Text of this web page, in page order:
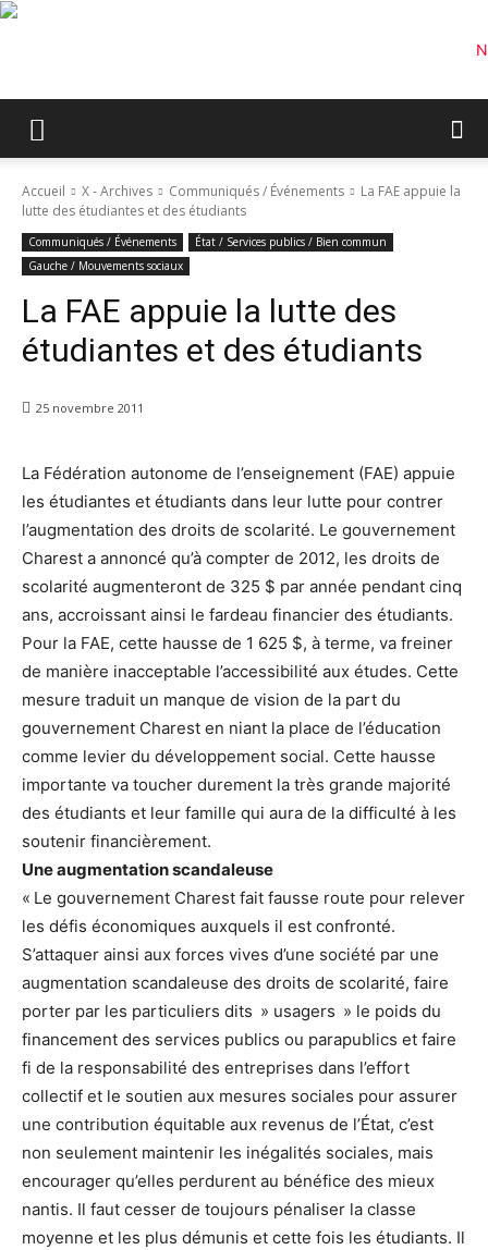
Accueil X - Archives Communiqués / Événements
La FAE appuie la
lutte des étudiantes et des étudiants
Communiqués / Événements
État / Services publics / Bien commun
Gauche / Mouvements sociaux
La FAE appuie la lutte des
étudiantes et des étudiants
25 novembre 2011
La Fédération autonome de l’enseignement (FAE) appuie
les étudiantes et étudiants dans leur lutte pour contrer
l’augmentation des droits de scolarité. Le gouvernement
Charest a annoncé qu’à compter de 2012, les droits de
scolarité augmenteront de 325 $ par année pendant cinq
ans, accroissant ainsi le fardeau financier des étudiants.
Pour la FAE, cette hausse de 1 625 $, à terme, va freiner
de manière inacceptable l’accessibilité aux études. Cette
mesure traduit un manque de vision de la part du
gouvernement Charest en niant la place de l’éducation
comme levier du développement social. Cette hausse
importante va toucher durement la très grande majorité
des étudiants et leur famille qui aura de la difficulté à les
soutenir financièrement.
Une augmentation scandaleuse
« Le gouvernement Charest fait fausse route pour relever
les défis économiques auxquels il est confronté.
S’attaquer ainsi aux forces vives d’une société par une
augmentation scandaleuse des droits de scolarité, faire
porter par les particuliers dits » usagers » le poids du
financement des services publics ou parapublics et faire
fi de la responsabilité des entreprises dans l’effort
collectif et le soutien aux mesures sociales pour assurer
une contribution équitable aux revenus de l’État, c’est
non seulement maintenir les inégalités sociales, mais
encourager qu’elles perdurent au bénéfice des mieux
nantis. Il faut cesser de toujours pénaliser la classe
moyenne et les plus démunis et cette fois les étudiants. Il